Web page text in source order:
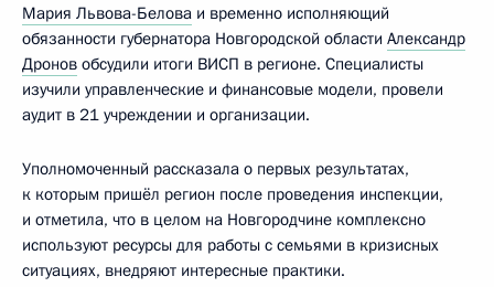
Мария Львова-Белова и временно исполняющий
обязанности губернатора Новгородской области Александр
Дронов обсудили итоги ВИСП в регионе. Специалисты
изучили управленческие и финансовые модели, провели
аудит в 21 учреждении и организации.
Уполномоченный рассказала о первых результатах,
к которым пришёл регион после проведения инспекции,
и отметила, что в целом на Новгородчине комплексно
используют ресурсы для работы с семьями в кризисных
ситуациях, внедряют интересные практики.